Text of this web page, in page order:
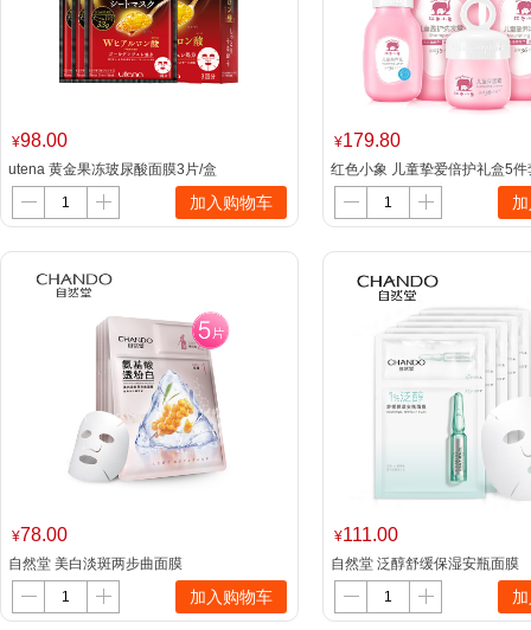
¥98.00
utena 黄金果冻玻尿酸面膜3片/盒
加入购物车
¥179.80
红色小象 儿童挚爱倍护礼盒5
露/无硅洗发露/盈养乳/保湿霜/
¥78.00
自然堂 美白淡斑两步曲面膜
(1.5ml+26ml)*5片/盒
加入购物车
¥111.00
自然堂 泛醇舒缓保湿安瓶面膜
(1.5mL+28mL)*5片/盒